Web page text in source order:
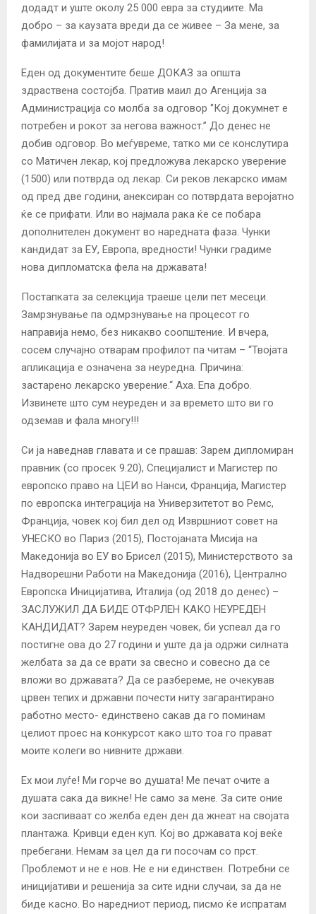
додадт и уште околу 25 000 евра за студиите. Ма
добро – за каузата вреди да се живее – За мене, за
фамилијата и за мојот народ!
Еден од документите беше ДОКАЗ за општа
здраствена состојба. Пратив маил до Агенција за
Администрација со молба за одговор ‘’Кој докумнет е
потребен и рокот за негова важност.’’ До денес не
добив одговор. Во меѓувреме, татко ми се конслутира
со Матичен лекар, кој предложува лекарско уверение
(1500) или потврда од лекар. Си реков лекарско имам
од пред две години, анексиран со потврдата веројатно
ќе се прифати. Или во најмала рака ќе се побара
дополнителен документ во наредната фаза. Чунки
кандидат за ЕУ, Европа, вредности! Чунки градиме
нова дипломатска фела на државата!
Постапката за селекција траеше цели пет месеци.
Замрзнување па одмрзнување на процесот го
направија немо, без никакво соопштение. И вчера,
сосем случајно отварам профилот па читам – “Твојата
апликација е означена за неуредна. Причина:
застарено лекарско уверение.“ Аха. Епа добро.
Извинете што сум неуреден и за времето што ви го
одземав и фала многу!!!
Си ја наведнав главата и се прашав: Зарем дипломиран
правник (со просек 9.20), Специјалист и Магистер по
европско право на ЦЕИ во Нанси, Франција, Магистер
по европска интеграција на Универзитетот во Ремс,
Франција, човек кој бил дел од Извршниот совет на
УНЕСКО во Париз (2015), Постојаната Мисија на
Македонија во ЕУ во Брисел (2015), Министерството за
Надворешни Работи на Македонија (2016), Централно
Европска Иницијатива, Италија (од 2018 до денес) –
ЗАСЛУЖИЛ ДА БИДЕ ОТФРЛЕН КАКО НЕУРЕДЕН
КАНДИДАТ? Зарем неуреден човек, би успеал да го
постигне ова до 27 години и уште да ја одржи силната
желбата за да се врати за свесно и совесно да се
вложи во државата? Да се разбереме, не очекував
црвен тепих и државни почести ниту загарантирано
работно место- единствено сакав да го поминам
целиот проес на конкурсот како што тоа го прават
моите колеги во нивните држави.
Ех мои луѓе! Ми горче во душата! Ме печат очите а
душата сака да викне! Не само за мене. За сите оние
кои заспиваат со желба еден ден да жнеат на својата
плантажа. Кривци еден куп. Кој во државата кој веќе
пребегани. Немам за цел да ги посочам со прст.
Проблемот и не е нов. Не е ни единствен. Потребни се
иницијативи и решенија за сите идни случаи, за да не
биде касно. Во наредниот период, писмо ќе испратам